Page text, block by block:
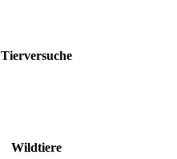
Tierversuche
Wildtiere